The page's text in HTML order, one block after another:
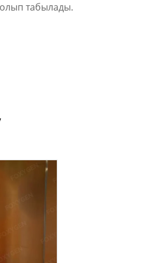
табылады.